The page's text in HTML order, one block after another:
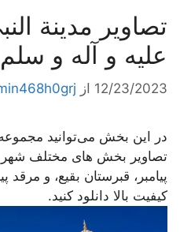
تصاویر مدینة
علیه و آله و سلم
12/23/2023 از
در این بخش می‌توانید مجموعه
تصاویر بخش های مختلف شهر
پیامبر، قبرستان بقیع، و مرقد
کیفیت بالا دانلود کنید.